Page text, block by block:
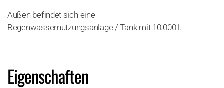
Außen befindet sich eine
Regenwassernutzungsanlage / Tank mit 10.000 l.
Eigenschaften